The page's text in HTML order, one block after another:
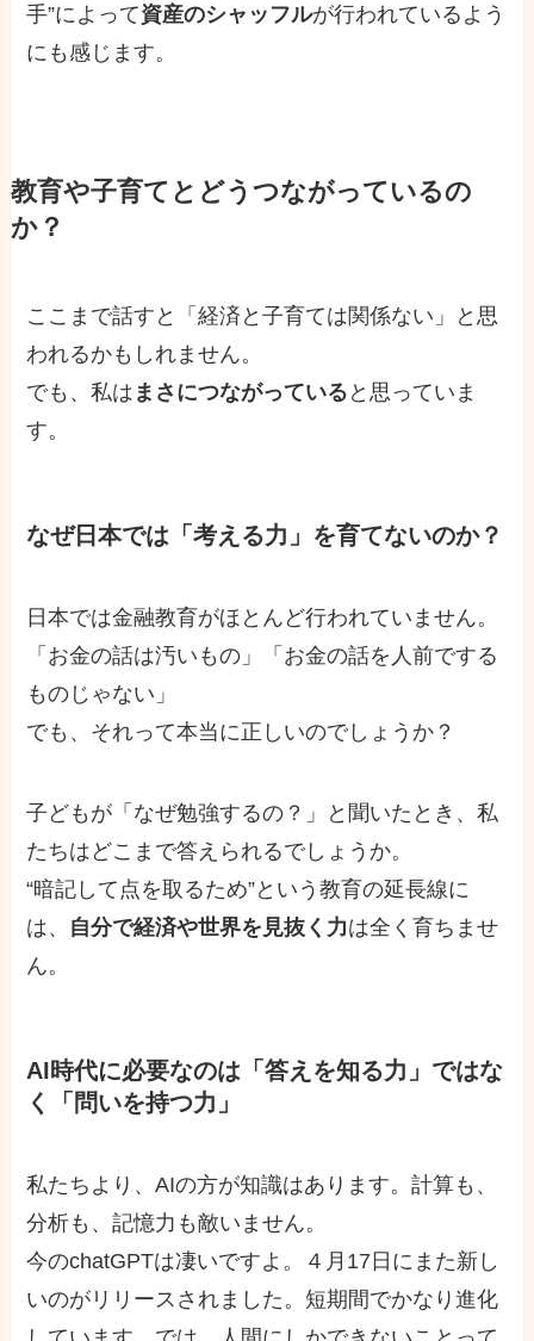
手”によって資産のシャッフルが行われているよう
にも感じます。
教育や子育てとどうつながっているの
か？
ここまで話すと「経済と子育ては関係ない」と思
われるかもしれません。
でも、私は まさにつながっている と思っていま
す。
なぜ日本では「考える力」を育てないのか？
日本では金融教育がほとんど行われていません。
「お金の話は汚いもの」「お金の話を人前でする
ものじゃない」
でも、それって本当に正しいのでしょうか？
子どもが「なぜ勉強するの？」と聞いたとき、私
たちはどこまで答えられるでしょうか。
“暗記して点を取るため”という教育の延長線に
は、 自分で経済や世界を見抜く力は全く育ちませ
ん。
AI時代に必要なのは「答えを知る力」ではな
く「問いを持つ力」
私たちより、AIの方が知識はあります。計算も、
分析も、記憶力も敵いません。
今のchatGPTは凄いですよ。４月17日にまた新し
いのがリリースされました。短期間でかなり進化